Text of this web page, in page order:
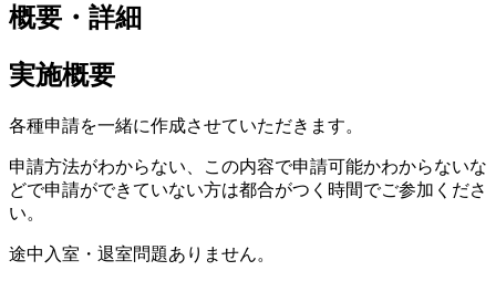
概要・詳細
実施概要
各種申請を一緒に作成させていただきます。
申請方法がわからない、この内容で申請可能かわからないな
どで申請ができていない方は都合がつく時間でご参加くださ
い。
途中入室・退室問題ありません。